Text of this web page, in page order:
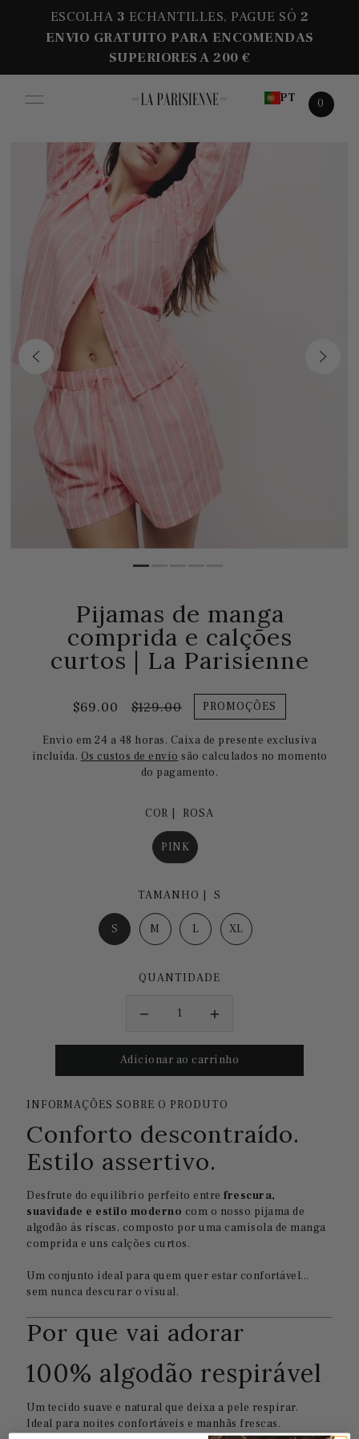
ESCOLHA 3 ECHANTILLES, PAGUE SÓ 2
ENVIO GRATUITO PARA ENCOMENDAS
SUPERIORES A 200 €
PT 0
Pijamas de manga
comprida e calções
curtos | La Parisienne
$69.00 $129.00 PROMOÇÕES
Envio em 24 a 48 horas. Caixa de presente exclusiva
incluída. Os custos de envio são calculados no momento
do pagamento.
COR | ROSA
PINK
TAMANHO | S
S M L XL
QUANTIDADE
INFORMAÇÕES SOBRE O PRODUTO
Conforto descontraído.
Estilo assertivo.
Desfrute do equilíbrio perfeito entrefrescura,
suavidade e estilo moderno com o nosso pijama de
algodão às riscas, composto por uma camisola de manga
comprida e uns calções curtos.
Um conjunto ideal para quem quer estar confortável...
sem nunca descurar o visual.
Por que vai adorar
100% algodão respirável
Um tecido suave e natural que deixa a pele respirar.
Ideal para noites confortáveis e manhãs frescas.